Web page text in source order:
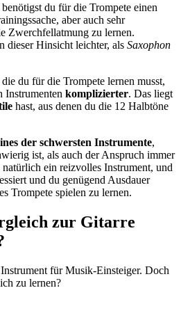
du für die Trompete einen
aber auch sehr
Zwerchfellatmung zu lernen.
dieser Hinsicht leichter, als Saxophon
die du für die Trompete lernen musst,
Instrumenten komplizierter. Das liegt
hast, aus denen du die 12 Halbtöne
der schwersten Instrumente,
ist, als auch der Anspruch immer
ein reizvolles Instrument, und
und du genügend Ausdauer
Trompete spielen zu lernen.
zur Gitarre
für Musik-Einsteiger. Doch
zu lernen?